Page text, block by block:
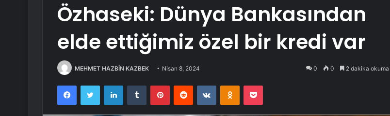
Özhaseki: Dünya Bankasından
elde ettiğimiz özel bir kredi var
MEHMET HAZBİN KAZBEK Nisan 8, 2024 0 0 2 dakika okuma
FacebookTwitter LinkedInTumblr PinterestReddit VKontakteOdnoklassniki
Pocket